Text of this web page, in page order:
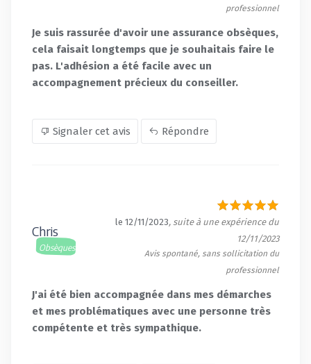
professionnel
Je suis rassurée d'avoir une assurance obsèques,
cela faisait longtemps que je souhaitais faire le
pas. L'adhésion a été facile avec un
accompagnement précieux du conseiller.
Signaler cet avis Répondre
Chris
Obsèques
le 12/11/2023, suite à une expérience du
12/11/2023
Avis spontané, sans sollicitation du
professionnel
J'ai été bien accompagnée dans mes démarches
et mes problématiques avec une personne très
compétente et très sympathique.